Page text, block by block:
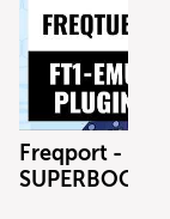
Freqport -